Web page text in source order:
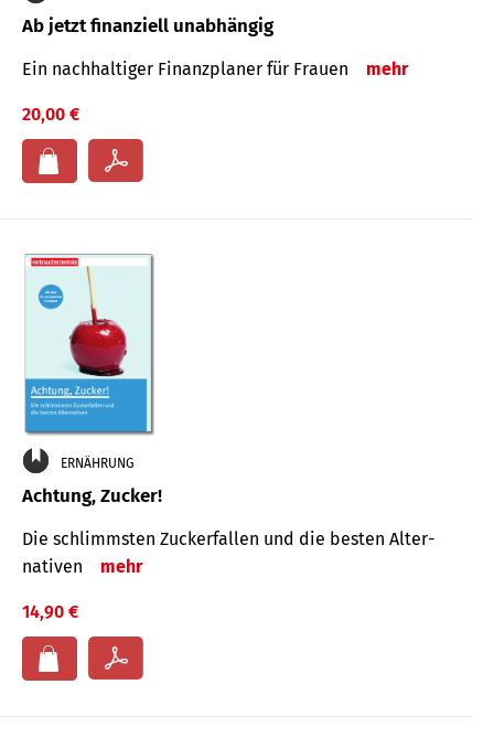
Ab jetzt finanziell unabhängig
Ein nachhaltiger Finanzplaner für Frauen mehr
20,00 €
ERNÄHRUNG
Achtung, Zucker!
Die schlimmsten Zucker­fallen und die besten Alter­
nativen
mehr
14,90 €